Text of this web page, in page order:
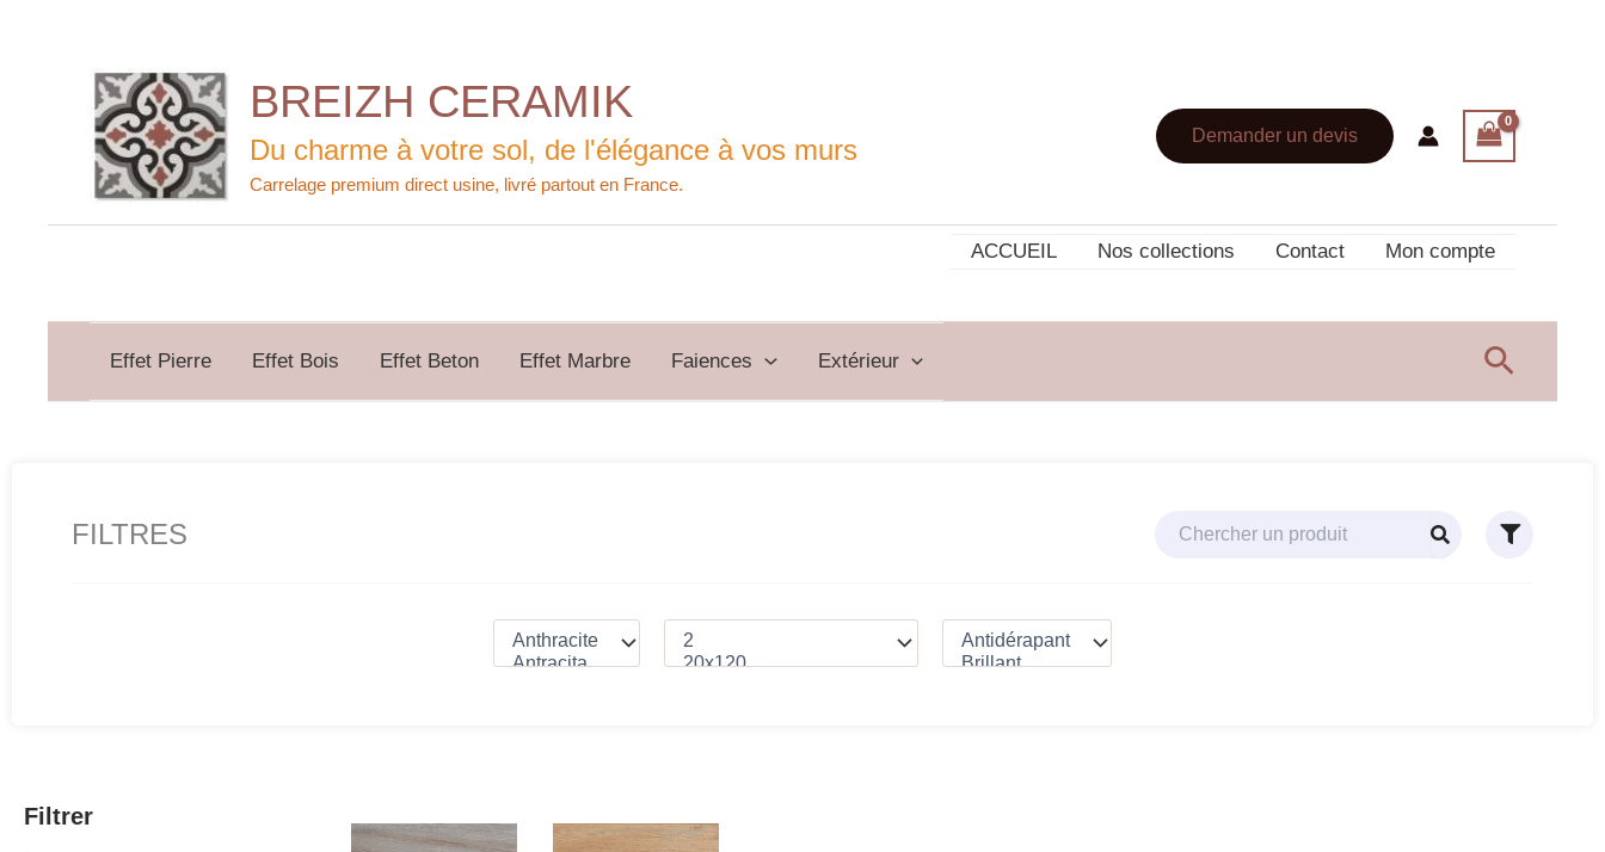
BREIZH CERAMIK
Du charme à votre sol, de l'élégance à vos murs Demander un devis
ACCUEIL Nos collections Contact Mon compte
Effet Pierre Effet Bois Effet Beton Effet Marbre Faiences Extérieur
FILTRES
Filtrer